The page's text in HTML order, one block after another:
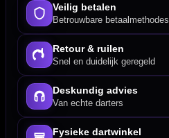
Veilig betalen
Betrouwbare betaalmethodes
Retour & ruilen
Snel en duidelijk geregeld
Deskundig advies
Van echte darters
Fysieke dartwinkel